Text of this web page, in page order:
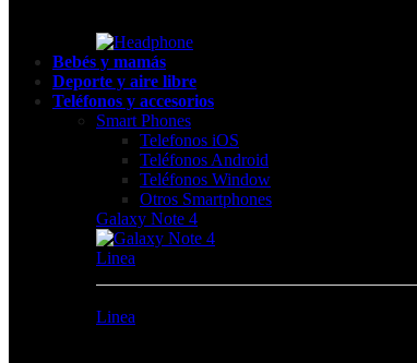
Bebés y mamás
Deporte y aire libre
Teléfonos y accesorios
Smart Phones
Telefonos iOS
Teléfonos Android
Teléfonos Window
Otros Smartphones
Galaxy Note 4
Linea
Linea